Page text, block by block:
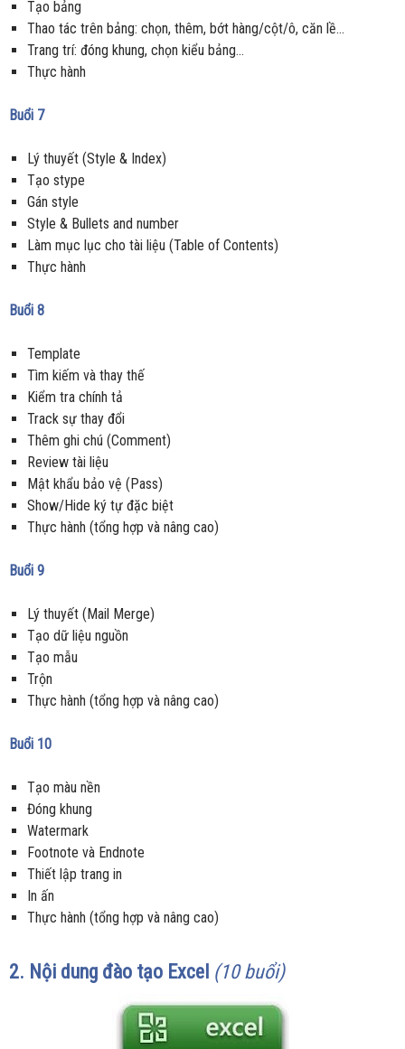
Tạo bảng
Thao tác trên bảng: chọn, thêm, bớt hàng/cột/ô, căn lề…
Trang trí: đóng khung, chọn kiểu bảng…
Thực hành
Buổi 7
Lý thuyết (Style & Index)
Tạo stype
Gán style
Style & Bullets and number
Làm mục lục cho tài liệu (Table of Contents)
Thực hành
Buổi 8
Template
Tìm kiếm và thay thế
Kiểm tra chính tả
Track sự thay đổi
Thêm ghi chú (Comment)
Review tài liệu
Mật khẩu bảo vệ (Pass)
Show/Hide ký tự đặc biệt
Thực hành (tổng hợp và nâng cao)
Buổi 9
Lý thuyết (Mail Merge)
Tạo dữ liệu nguồn
Tạo mẫu
Trộn
Thực hành (tổng hợp và nâng cao)
Buổi 10
Tạo màu nền
Đóng khung
Watermark
Footnote và Endnote
Thiết lập trang in
In ấn
Thực hành (tổng hợp và nâng cao)
2. Nội dung đào tạo Excel (10 buổi)